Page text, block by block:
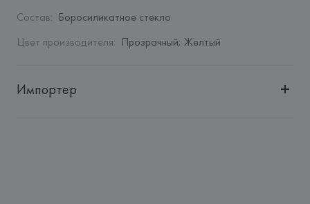
Состав: Боросиликатное стекло
Цвет производителя: Прозрачный; Желтый
Импортер